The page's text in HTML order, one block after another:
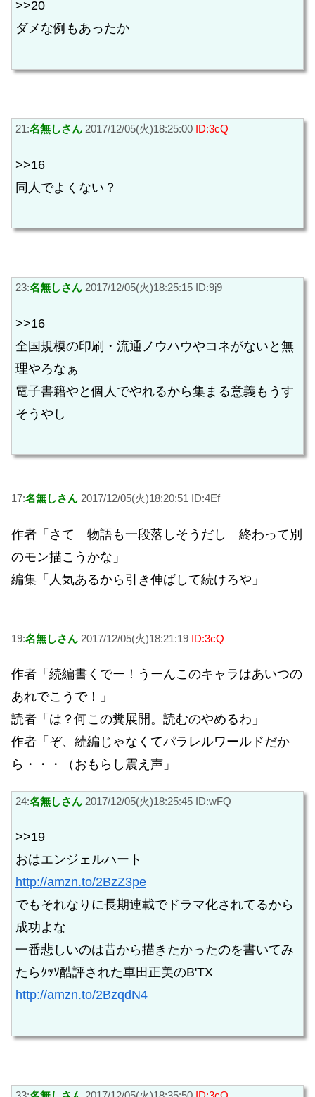
>>20
ダメな例もあったか
21:名無しさん 2017/12/05(火)18:25:00 ID:3cQ
>>16
同人でよくない？
23:名無しさん 2017/12/05(火)18:25:15 ID:9j9
>>16
全国規模の印刷・流通ノウハウやコネがないと無
理やろなぁ
電子書籍やと個人でやれるから集まる意義もうす
そうやし
17:名無しさん 2017/12/05(火)18:20:51 ID:4Ef
作者「さて 物語も一段落しそうだし 終わって別
のモン描こうかな」
編集「人気あるから引き伸ばして続けろや」
19:名無しさん 2017/12/05(火)18:21:19 ID:3cQ
作者「続編書くでー！うーんこのキャラはあいつの
あれでこうで！」
読者「は？何この糞展開。読むのやめるわ」
作者「ぞ、続編じゃなくてパラレルワールドだか
ら・・・（おもらし震え声」
24:名無しさん 2017/12/05(火)18:25:45 ID:wFQ
>>19
おはエンジェルハート
http://amzn.to/2BzZ3pe
でもそれなりに長期連載でドラマ化されてるから
成功よな
一番悲しいのは昔から描きたかったのを書いてみ
たらｸｯｿ酷評された車田正美のB'TX
http://amzn.to/2BzqdN4